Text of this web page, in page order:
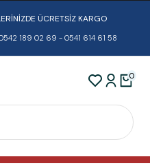
ÜCRETSİZ KARGO
189 02 69 - 0541 614 61 58
0